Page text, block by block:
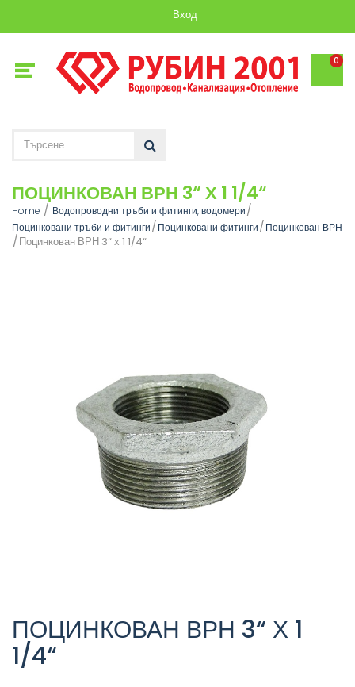
Вход
0
ПОЦИНКОВАН ВРН 3“ Х 1 1/4“
Home
Водопроводни тръби и фитинги, водомери
Поцинковани тръби и фитинги
Поцинковани фитинги Поцинкован ВРН
Поцинкован ВРН 3“ х 1 1/4“
ПОЦИНКОВАН ВРН 3“ Х 1
1/4“